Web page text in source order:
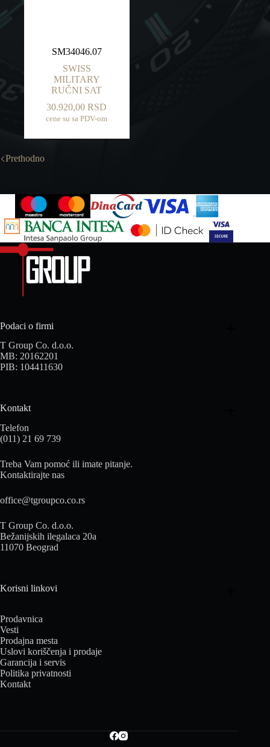
SM34046.07
SWISS
MILITARY
RUČNI SAT
30.920,00RSD
cene su sa PDV-om
Prethodno
Podaci o firmi
T Group Co. d.o.o.
MB: 20162201
PIB: 104411630
Kontakt
Telefon
(011) 21 69 739
Treba Vam pomoć ili imate pitanje.
Kontaktirajte nas
office@tgroupco.co.rs
T Group Co. d.o.o.
Bežanijskih ilegalaca 20a
11070 Beograd
Korisni linkovi
Prodavnica
Vesti
Prodajna mesta
Uslovi koriščenja i prodaje
Garancija i servis
Politika privatnosti
Kontakt